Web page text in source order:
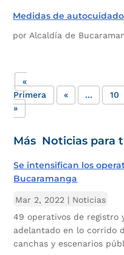
Medidas de
por Alcaldía de
«
Primera
« ... 10
»
Más Noticias para
Se intensifican los
Bucaramanga
Mar 2, 2022 | Noticias
49 operativos de registro
adelantado en lo corrido
canchas y escenarios